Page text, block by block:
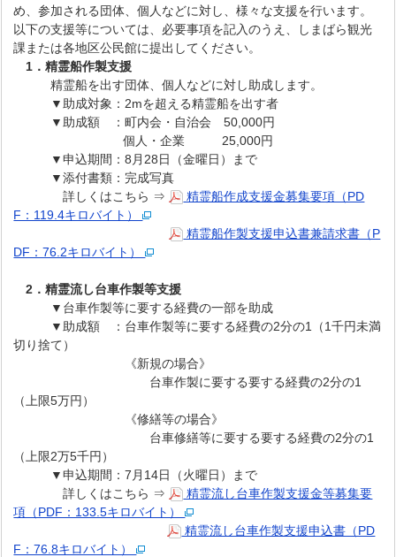
め、参加される団体、個人などに対し、様々な支援を行います。
以下の支援等については、必要事項を記入のうえ、しまばら観光
課または各地区公民館に提出してください。
1．精霊船作製支援
精霊船を出す団体、個人などに対し助成します。
▼助成対象：2mを超える精霊船を出す者
▼助成額 ：町内会・自治会 50,000円
個人・企業 25,000円
▼申込期間：8月28日（金曜日）まで
▼添付書類：完成写真
詳しくはこちら ⇒
精霊船作成支援金募集要項（PD
F：119.4キロバイト）
精霊船作製支援申込書兼請求書（P
DF：76.2キロバイト）
2．精霊流し台車作製等支援
▼台車作製等に要する経費の一部を助成
▼助成額 ：台車作製等に要する経費の2分の1（1千円未満
切り捨て）
《新規の場合》
台車作製に要する要する経費の2分の1
（上限5万円）
《修繕等の場合》
台車修繕等に要する要する経費の2分の1
（上限2万5千円）
▼申込期間：7月14日（火曜日）まで
詳しくはこちら ⇒
精霊流し台車作製支援金等募集要
項（PDF：133.5キロバイト）
精霊流し台車作製支援申込書（PD
F：76.8キロバイト）